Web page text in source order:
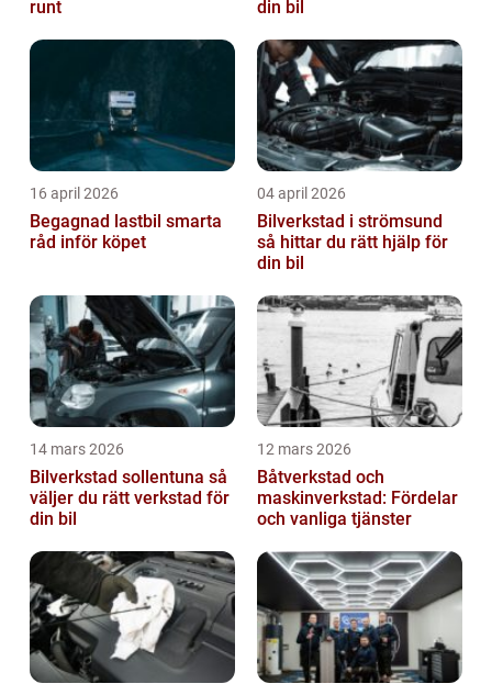
runt
din bil
16 april 2026
Begagnad lastbil smarta
råd inför köpet
04 april 2026
Bilverkstad i strömsund
så hittar du rätt hjälp för
din bil
14 mars 2026
Bilverkstad sollentuna så
väljer du rätt verkstad för
din bil
12 mars 2026
Båtverkstad och
maskinverkstad: Fördelar
och vanliga tjänster